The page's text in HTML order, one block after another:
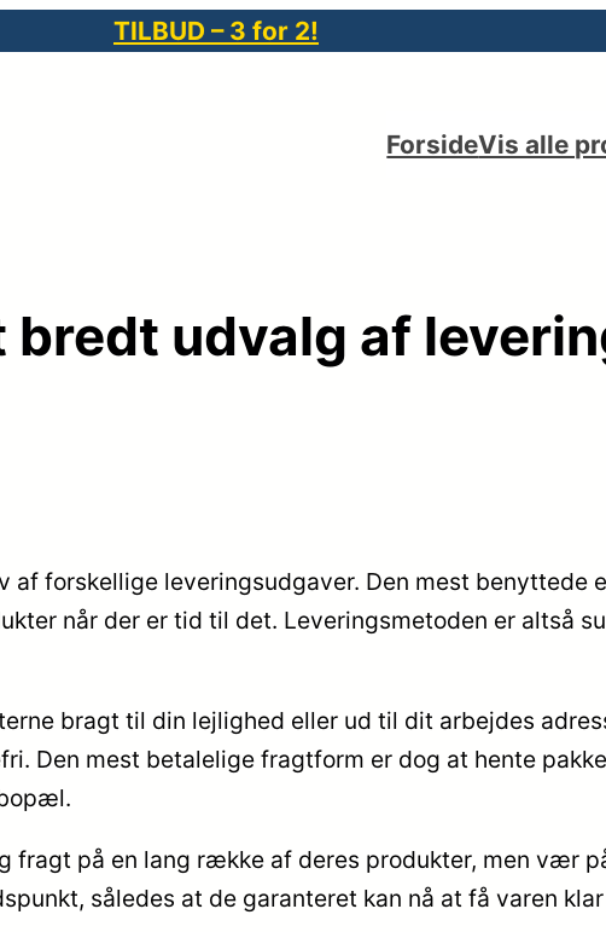
TILBUD – 3 for 2!
ForsideVis alle
udvalg af
forskellige leveringsudgaver. Den mest benyttede
når der er tid til det. Leveringsmetoden er altså
bragt til din lejlighed eller ud til dit arbejdes
Den mest betalelige fragtform er dog at hente
på en lang række af deres produkter, men vær
således at de garanteret kan nå at få varen